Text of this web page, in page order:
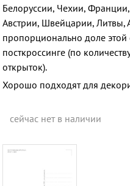
Белоруссии, Чехии,
Австрии, Швейцарии, Литвы,
пропорционально доле
посткроссинге (по
открыток).
Хорошо подходят для
сейчас нет в наличии